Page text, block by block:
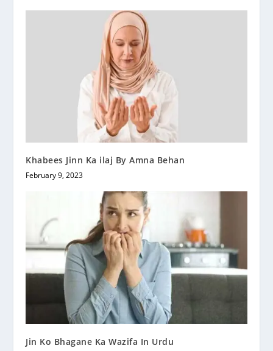
Khabees Jinn Ka ilaj By Amna Behan
February 9, 2023
Jin Ko Bhagane Ka Wazifa In Urdu